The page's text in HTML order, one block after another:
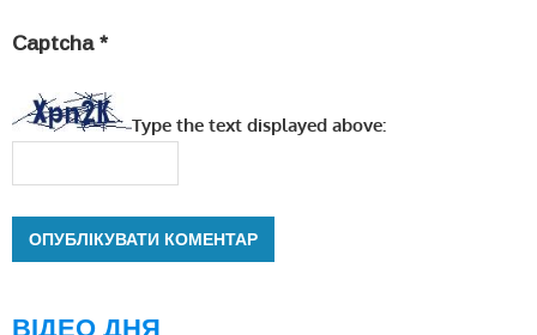
Captcha *
Type the text displayed above:
ВІДЕО ДНЯ